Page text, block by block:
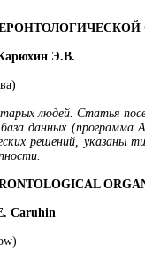
Э.В.
людей. Статья
данных (программа
решений, указаны
Caruhin
)